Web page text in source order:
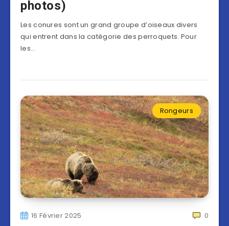
photos)
Les conures sont un grand groupe d’oiseaux divers
qui entrent dans la catégorie des perroquets. Pour
les…
Rongeurs
16 Février 2025 0